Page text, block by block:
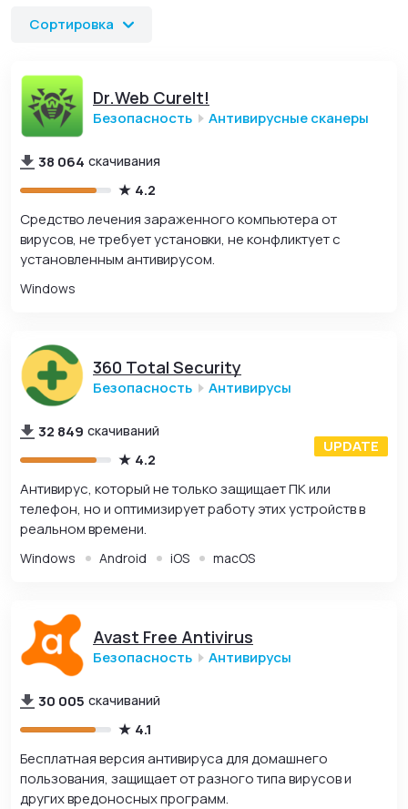
установки.
Сортировка
Dr.Web CureIt!
Безопасность Антивирусные сканеры
38 064 скачивания
4.2
Средство лечения зараженного компьютера от
вирусов, не требует установки, не конфликтует с
установленным антивирусом.
Windows
360 Total Security
Безопасность Антивирусы
32 849 скачиваний
4.2
Антивирус, который не только защищает ПК или
телефон, но и оптимизирует работу этих устройств в
реальном времени.
Windows Android iOS macOS
Avast Free Antivirus
Безопасность Антивирусы
30 005 скачиваний
4.1
Бесплатная версия антивируса для домашнего
пользования, защищает от разного типа вирусов и
других вредоносных программ.